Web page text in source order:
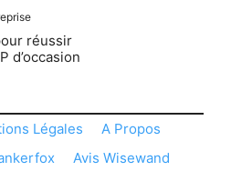
réussir
d’occasion
Légales
A Propos
Avis Wisewand